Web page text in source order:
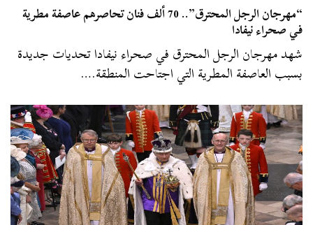
“مهرجان الرجل المحترق”.. 70 ألف فنان تحاصرهم عاصفة مطرية
في صحراء نيفادا
شهد مهرجان الرجل المحترق في صحراء نيفادا تحديات جديدة
بسبب العاصفة المطرية التي اجتاحت المنطقة.…